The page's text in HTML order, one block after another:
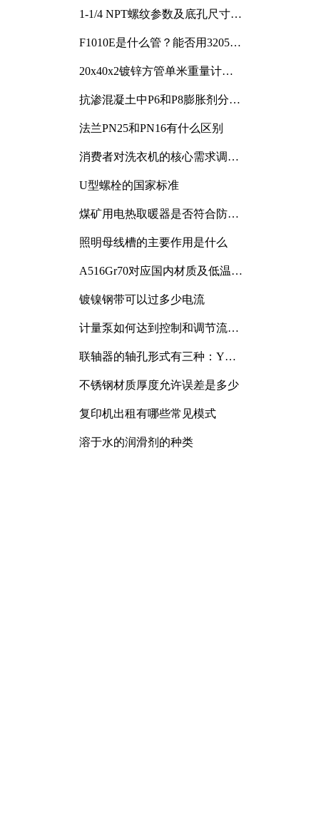
1-1/4 NPT螺纹参数及底孔尺寸详
F1010E是什么管？能否用3205或
20x40x2镀锌方管单米重量计算
抗渗混凝土中P6和P8膨胀剂分别
法兰PN25和PN16有什么区别
消费者对洗衣机的核心需求调研
U型螺栓的国家标准
煤矿用电热取暖器是否符合防爆
照明母线槽的主要作用是什么
A516Gr70对应国内材质及低温冲
镀镍钢带可以过多少电流
计量泵如何达到控制和调节流量
联轴器的轴孔形式有三种：Y
不锈钢材质厚度允许误差是多少
复印机出租有哪些常见模式
溶于水的润滑剂的种类